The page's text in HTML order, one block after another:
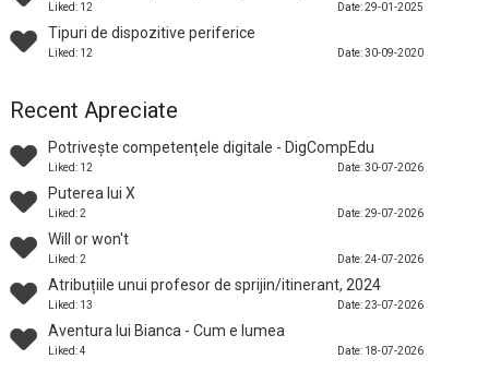
Liked: 12 Date: 29-01-2025
Tipuri de dispozitive periferice
Liked: 12 Date: 30-09-2020
Recent Apreciate
Potrivește competențele digitale - DigCompEdu
Liked: 12 Date: 30-07-2026
Puterea lui X
Liked: 2 Date: 29-07-2026
Will or won't
Liked: 2 Date: 24-07-2026
Atribuțiile unui profesor de sprijin/itinerant, 2024
Liked: 13 Date: 23-07-2026
Aventura lui Bianca - Cum e lumea
Liked: 4 Date: 18-07-2026